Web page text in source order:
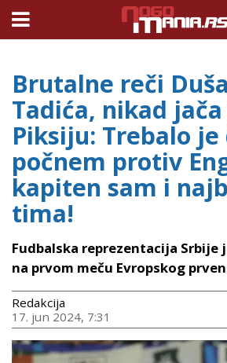
Brutalne reči
Tadića, nikad
Piksiju: Trebalo je
počnem protiv
kapiten sam i
tima!
Fudbalska reprezentacija Srbije
na prvom meču Evropskog
Redakcija
17. jun 2024, 7:31